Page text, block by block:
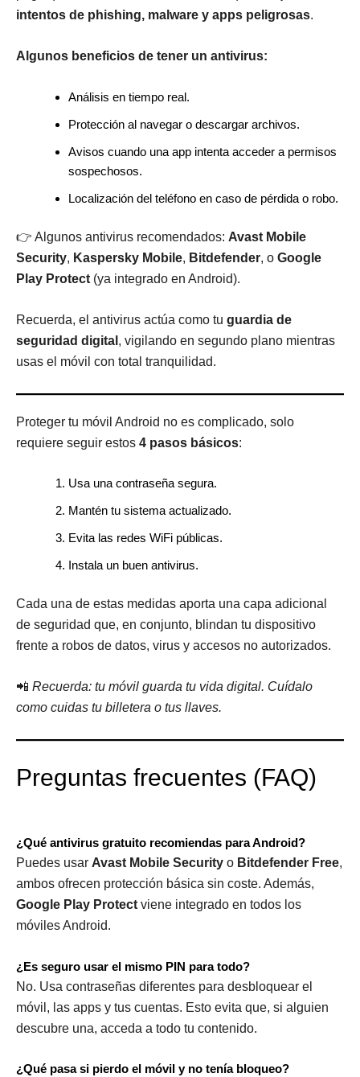
intentos de phishing, malware y apps peligrosas.
Algunos beneficios de tener un antivirus:
Análisis en tiempo real.
Protección al navegar o descargar archivos.
Avisos cuando una app intenta acceder a permisos
sospechosos.
Localización del teléfono en caso de pérdida o robo.
👉 Algunos antivirus recomendados: Avast Mobile
Security, Kaspersky Mobile, Bitdefender, o Google
Play Protect (ya integrado en Android).
Recuerda, el antivirus actúa como tu guardia de
seguridad digital , vigilando en segundo plano mientras
usas el móvil con total tranquilidad.
Proteger tu móvil Android no es complicado, solo
requiere seguir estos 4 pasos básicos:
Usa una contraseña segura.
Mantén tu sistema actualizado.
Evita las redes WiFi públicas.
Instala un buen antivirus.
Cada una de estas medidas aporta una capa adicional
de seguridad que, en conjunto, blindan tu dispositivo
frente a robos de datos, virus y accesos no autorizados.
📲 Recuerda: tu móvil guarda tu vida digital. Cuídalo
como cuidas tu billetera o tus llaves.
Preguntas frecuentes (FAQ)
¿Qué antivirus gratuito recomiendas para Android?
Puedes usar Avast Mobile Security o Bitdefender Free,
ambos ofrecen protección básica sin coste. Además,
Google Play Protect viene integrado en todos los
móviles Android.
¿Es seguro usar el mismo PIN para todo?
No. Usa contraseñas diferentes para desbloquear el
móvil, las apps y tus cuentas. Esto evita que, si alguien
descubre una, acceda a todo tu contenido.
¿Qué pasa si pierdo el móvil y no tenía bloqueo?